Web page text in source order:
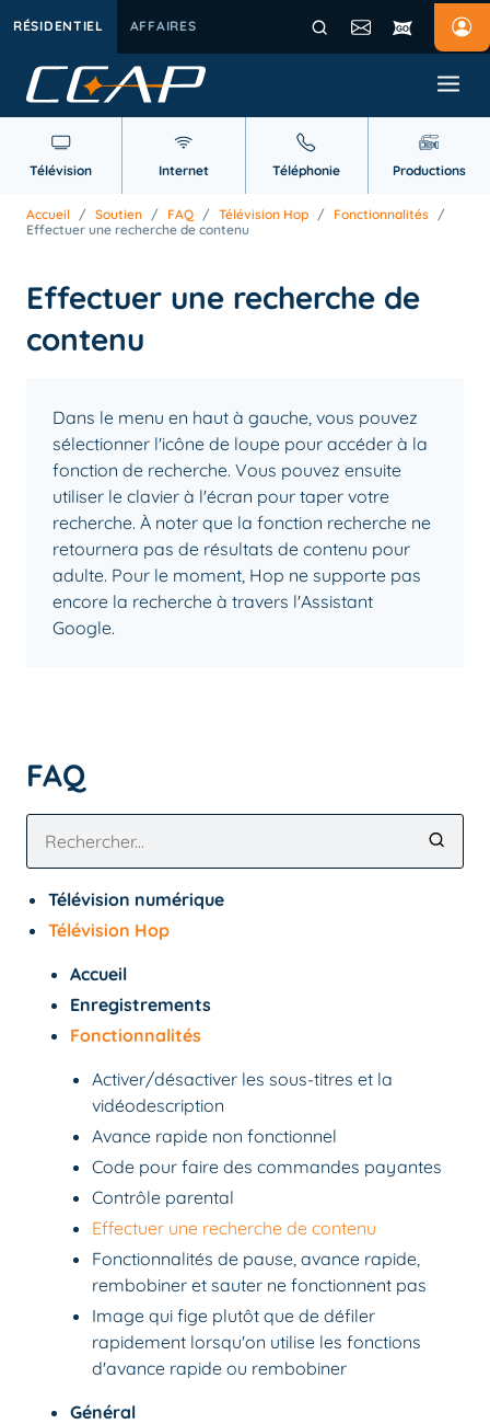
RÉSIDENTIEL AFFAIRES
Télévision Internet Téléphonie Productions
Accueil / Soutien / FAQ / Télévision Hop / Fonctionnalités /
Effectuer une recherche de contenu
FAQ
Télévision numérique
Télévision Hop
Accueil
Enregistrements
Fonctionnalités
Activer/désactiver les sous-titres et la
vidéodescription
Avance rapide non fonctionnel
Code pour faire des commandes payantes
Contrôle parental
Effectuer une recherche de contenu
Fonctionnalités de pause, avance rapide,
rembobiner et sauter ne fonctionnent pas
Image qui fige plutôt que de défiler
rapidement lorsqu'on utilise les fonctions
d'avance rapide ou rembobiner
Général
Effectuer une recherche de
contenu
Dans le menu en haut à gauche, vous pouvez
sélectionner l'icône de loupe pour accéder à la
fonction de recherche. Vous pouvez ensuite
utiliser le clavier à l'écran pour taper votre
recherche. À noter que la fonction recherche ne
retournera pas de résultats de contenu pour
adulte. Pour le moment, Hop ne supporte pas
encore la recherche à travers l'Assistant
Google.